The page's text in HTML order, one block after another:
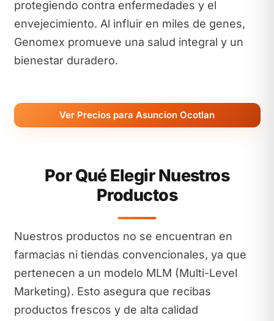
protegiendo contra enfermedades y el
envejecimiento. Al influir en miles de genes,
Genomex promueve una salud integral y un
bienestar duradero.
Ver Precios para Asuncion Ocotlan
Por Qué Elegir Nuestros
Productos
Nuestros productos no se encuentran en
farmacias ni tiendas convencionales, ya que
pertenecen a un modelo MLM (Multi-Level
Marketing). Esto asegura que recibas
productos frescos y de alta calidad